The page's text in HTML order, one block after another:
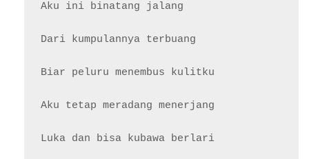
Aku ini binatang jalang
Dari kumpulannya terbuang
Biar peluru menembus kulitku
Aku tetap meradang menerjang
Luka dan bisa kubawa berlari